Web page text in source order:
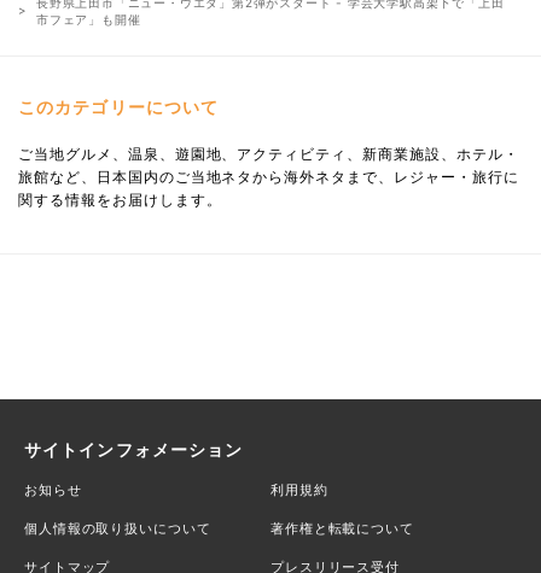
市フェア」も開催
このカテゴリーについて
ご当地グルメ、温泉、遊園地、アクティビティ、新商業施設、ホテル・
旅館など、日本国内のご当地ネタから海外ネタまで、レジャー・旅行に
関する情報をお届けします。
サイトインフォメーション
お知らせ 利用規約
個人情報の取り扱いについて 著作権と転載について
サイトマップ プレスリリース受付